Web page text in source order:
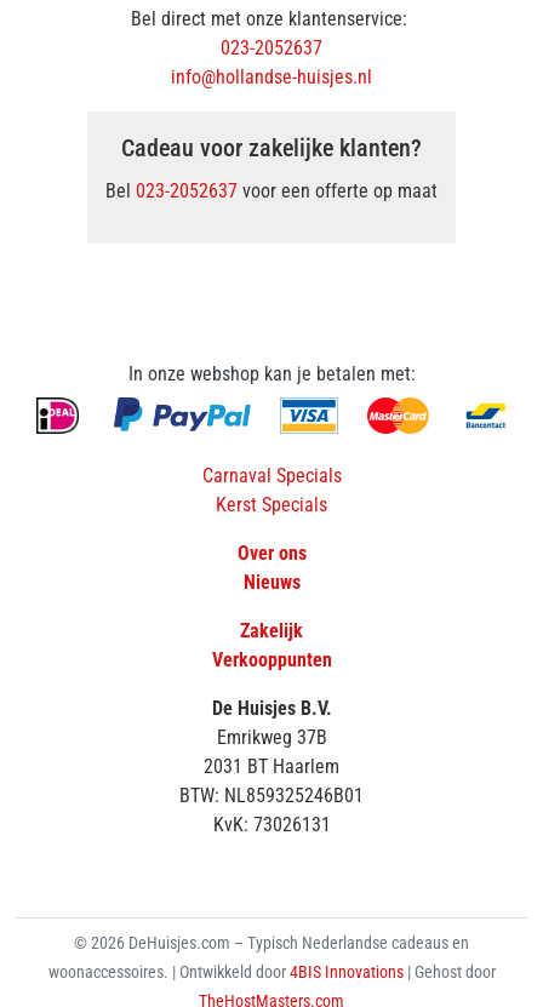
Bel direct met onze klantenservice:
023-2052637
info@hollandse-huisjes.nl
Cadeau voor zakelijke klanten?
Bel 023-2052637 voor een offerte op maat
In onze webshop kan je betalen met:
Carnaval Specials
Kerst Specials
Over ons
Nieuws
Zakelijk
Verkooppunten
De Huisjes B.V.
Emrikweg 37B
2031 BT Haarlem
BTW: NL859325246B01
KvK: 73026131
© 2026 DeHuisjes.com – Typisch Nederlandse cadeaus en
woonaccessoires. | Ontwikkeld door4BIS Innovations | Gehost door
TheHostMasters.com